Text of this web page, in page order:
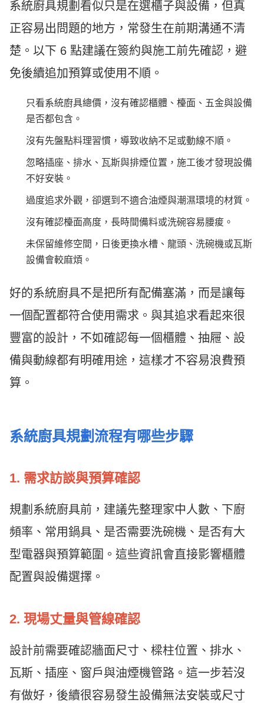
系統廚具規劃看似只是在選櫃子與設備，但真
正容易出問題的地方，常發生在前期溝通不清
楚。以下 6 點建議在簽約與施工前先確認，避
免後續追加預算或使用不順。
只看系統廚具總價，沒有確認櫃體、檯面、五金與設備
是否都包含。
沒有先盤點料理習慣，導致收納不足或動線不順。
忽略插座、排水、瓦斯與排煙位置，施工後才發現設備
不好安裝。
過度追求外觀，卻選到不適合油煙與潮濕環境的材質。
沒有確認檯面高度，長時間備料或洗碗容易腰痠。
未保留維修空間，日後更換水槽、龍頭、洗碗機或瓦斯
設備會較麻煩。
好的系統廚具不是把所有配備塞滿，而是讓每
一個配置都符合使用需求。與其追求看起來很
豐富的設計，不如確認每一個櫃體、抽屜、設
備與動線都有明確用途，這樣才不容易浪費預
算。
系統廚具規劃流程有哪些步驟
1. 需求訪談與預算確認
規劃系統廚具前，建議先整理家中人數、下廚
頻率、常用鍋具、是否需要洗碗機、是否有大
型電器與預算範圍。這些資訊會直接影響櫃體
配置與設備選擇。
2. 現場丈量與管線確認
設計前需要確認牆面尺寸、樑柱位置、排水、
瓦斯、插座、窗戶與油煙機管路。這一步若沒
有做好，後續很容易發生設備無法安裝或尺寸